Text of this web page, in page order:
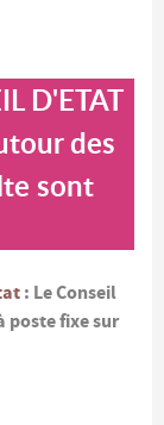
D'ETAT
des
sont
: Le Conseil
poste fixe sur